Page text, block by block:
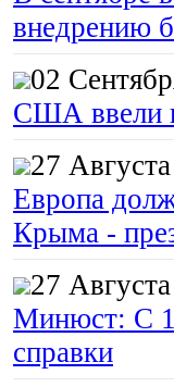
внедрению
02
США ввели
27
Европа
Крыма -
27
Минюст: С 1
справки